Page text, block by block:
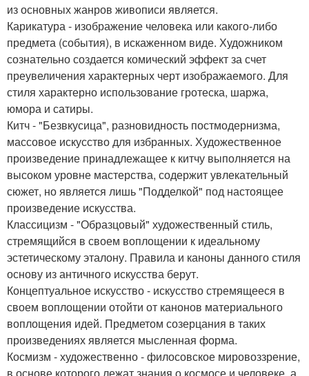
из основных жанров живописи является.
Карикатура - изображение человека или какого-либо
предмета (события), в искаженном виде. Художником
сознательно создается комический эффект за счет
преувеличения характерных черт изображаемого. Для
стиля характерно использование гротеска, шаржа,
юмора и сатиры.
Китч - "Безвкусица", разновидность постмодернизма,
массовое искусство для избранных. Художественное
произведение принадлежащее к китчу выполняется на
высоком уровне мастерства, содержит увлекательный
сюжет, но является лишь "Подделкой" под настоящее
произведение искусства.
Классицизм - "Образцовый" художественный стиль,
стремящийся в своем воплощении к идеальному
эстетическому эталону. Правила и каноны данного стиля
основу из античного искусства берут.
Концептуальное искусство - искусство стремящееся в
своем воплощении отойти от канонов материального
воплощения идей. Предметом созерцания в таких
произведениях является мысленная форма.
Космизм - художественно - филосовское мировоззрение,
в основе которого лежат знания о космосе и человеке, а